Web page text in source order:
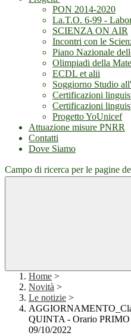
PON 2014-2020
La.T.O. 6-99 -
SCIENZA ON AIR
Incontri con le
Piano Nazionale
Olimpiadi della
ECDL et alii
Soggiorno Studio
Certificazioni
Certificazioni
Progetto YoUnicef
Attuazione misure PNRR
Contatti
Dove Siamo
Campo di ricerca per le pagine
Home >
Novità >
Le notizie >
QUINTA - Orario
09/10/2022